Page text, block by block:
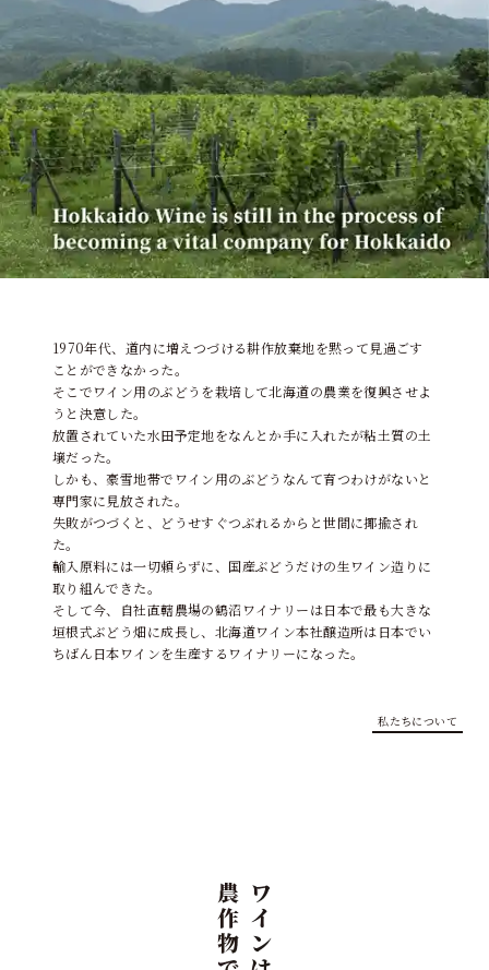
1970年代、道内に増えつづける耕作放棄地を黙って見過ごす
ことができなかった。
そこでワイン用のぶどうを栽培して北海道の農業を復興させよ
うと決意した。
放置されていた水田予定地をなんとか手に入れたが粘土質の土
壌だった。
しかも、豪雪地帯でワイン用のぶどうなんて育つわけがないと
専門家に見放された。
失敗がつづくと、どうせすぐつぶれるからと世間に揶揄され
た。
輸入原料には一切頼らずに、国産ぶどうだけの生ワイン造りに
取り組んできた。
そして今、自社直轄農場の鶴沼ワイナリーは日本で最も大きな
垣根式ぶどう畑に成長し、北海道ワイン本社醸造所は日本でい
ちばん日本ワインを生産するワイナリーになった。
私たちについて